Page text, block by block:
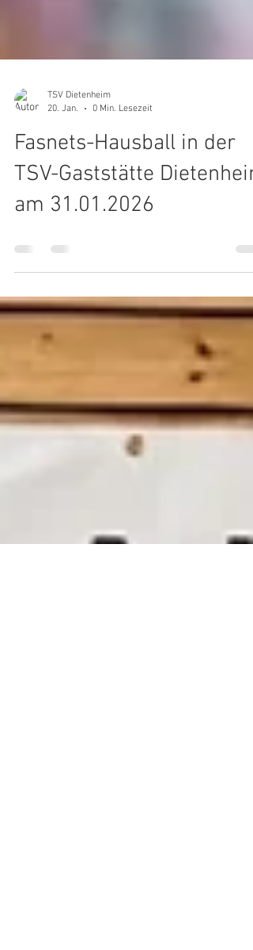
TSV Dietenheim
20. Jan.
0 Min. Lesezeit
TSV-Gaststätte Dietenheim
am 31.01.2026